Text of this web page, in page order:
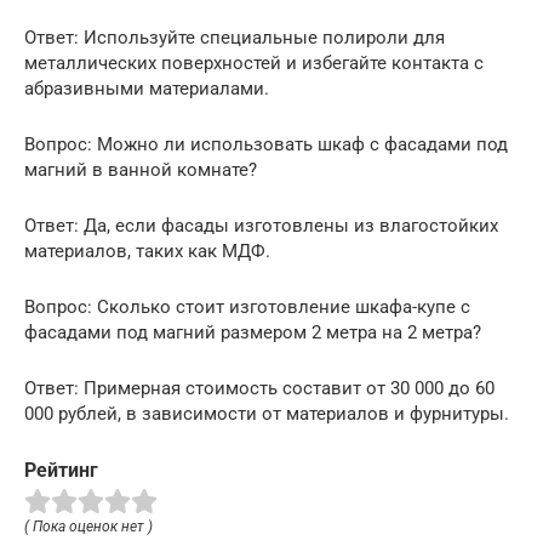
Ответ: Используйте специальные полироли для
металлических поверхностей и избегайте контакта с
абразивными материалами.
Вопрос: Можно ли использовать шкаф с фасадами под
магний в ванной комнате?
Ответ: Да, если фасады изготовлены из влагостойких
материалов, таких как МДФ.
Вопрос: Сколько стоит изготовление шкафа-купе с
фасадами под магний размером 2 метра на 2 метра?
Ответ: Примерная стоимость составит от 30 000 до 60
000 рублей, в зависимости от материалов и фурнитуры.
Рейтинг
( Пока оценок нет )